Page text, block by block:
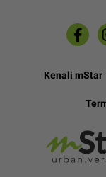
Kenali mStar